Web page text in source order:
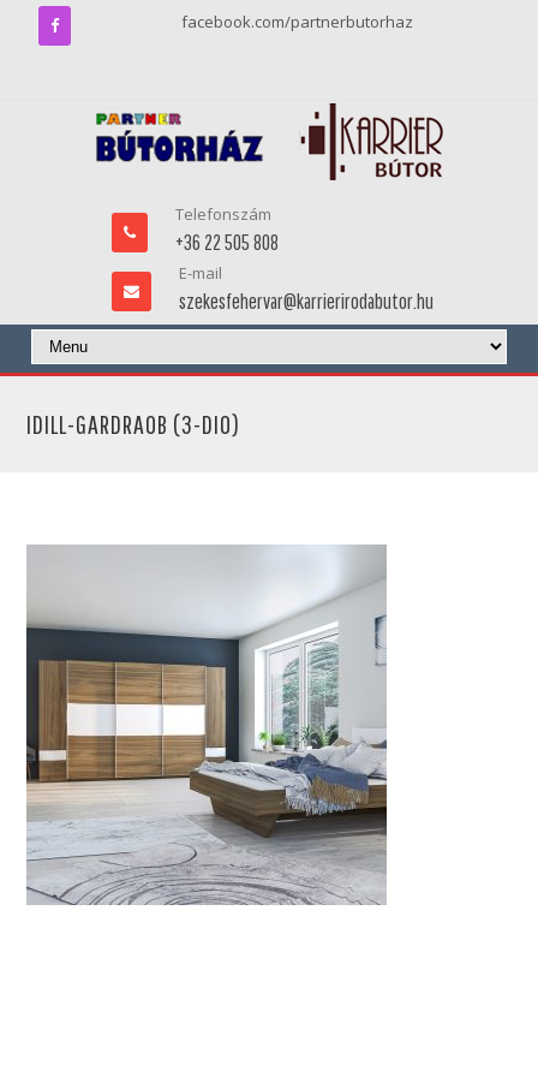
facebook.com/partnerbutorhaz
Telefonszám
+36 22 505 808
E-mail
szekesfehervar@karrierirodabutor.hu
IDILL-GARDRAOB (3-DIO)